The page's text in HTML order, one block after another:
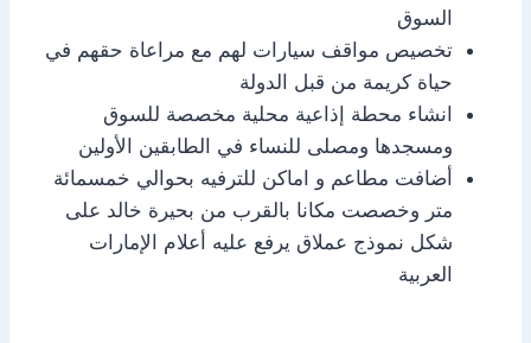
السوق
تخصيص مواقف سيارات لهم مع مراعاة حقهم في
حياة كريمة من قبل الدولة
انشاء محطة إذاعية محلية مخصصة للسوق
ومسجدها ومصلى للنساء في الطابقين الأولين
أضافت مطاعم و اماكن للترفيه بحوالي خمسمائة
متر وخصصت مكانا بالقرب من بحيرة خالد على
شكل نموذج عملاق يرفع عليه أعلام الإمارات
العربية